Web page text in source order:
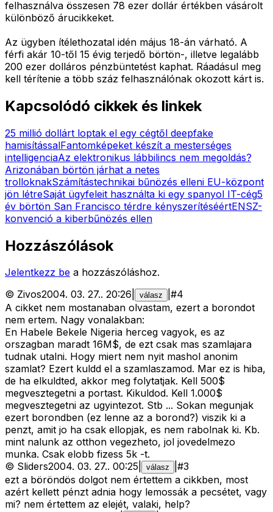
felhasználva összesen 78 ezer dollár értékben vásárolt
különböző árucikkeket.
Az ügyben ítélethozatal idén május 18-án várható. A
férfi akár 10-től 15 évig terjedő börtön-, illetve legalább
200 ezer dolláros pénzbüntetést kaphat. Ráadásul meg
kell térítenie a több száz felhasználónak okozott kárt is.
Kapcsolódó cikkek és linkek
25 millió dollárt loptak el egy cégtől deepfake
hamisítássalFantomképeket készít a mesterséges
intelligenciaAz elektronikus lábbilincs nem megoldás?
Arizonában börtön járhat a netes
trolloknakSzámítástechnikai bűnözés elleni EU-központ
jön létreSaját ügyfeleit használta ki egy spanyol IT-cég5
év börtön San Francisco térdre kényszerítéséértENSZ-
konvenció a kiberbűnözés ellen
Hozzászólások
Jelentkezz be a hozzászóláshoz.
© Zivos2004. 03. 27.. 20:26 válasz #4
A cikket nem mostanaban olvastam, ezert a borondot
nem ertem. Nagy vonalakban:
En Habele Bekele Nigeria herceg vagyok, es az
orszagban maradt 16M$, de ezt csak mas szamlajara
tudnak utalni. Hogy miert nem nyit mashol anonim
szamlat? Ezert kuldd el a szamlaszamod. Mar ez is hiba,
de ha elkuldted, akkor meg folytatjak. Kell 500$
megvesztegetni a portast. Kikuldod. Kell 1.000$
megvesztegetni az ugyintezot. Stb ... Sokan megunjak
ezert borondben (ez lenne az a borond?) viszik ki a
penzt, amit jo ha csak ellopjak, es nem rabolnak ki. Kb.
mint nalunk az otthon vegezheto, jol jovedelmezo
munka. Csak elobb fizess 5k -t.
© Sliders2004. 03. 27.. 00:25 válasz #3
ezt a böröndös dolgot nem értettem a cikkben, most
azért kellett pénzt adnia hogy lemossák a pecsétet, vagy
mi? nem értettem az elejét, valaki, help?